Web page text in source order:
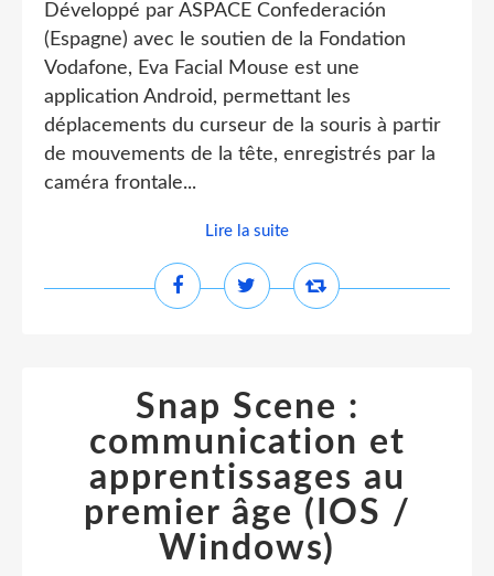
Développé par ASPACE Confederación
(Espagne) avec le soutien de la Fondation
Vodafone, Eva Facial Mouse est une
application Android, permettant les
déplacements du curseur de la souris à partir
de mouvements de la tête, enregistrés par la
caméra frontale...
Lire la suite
Snap Scene :
communication et
apprentissages au
premier âge (IOS /
Windows)